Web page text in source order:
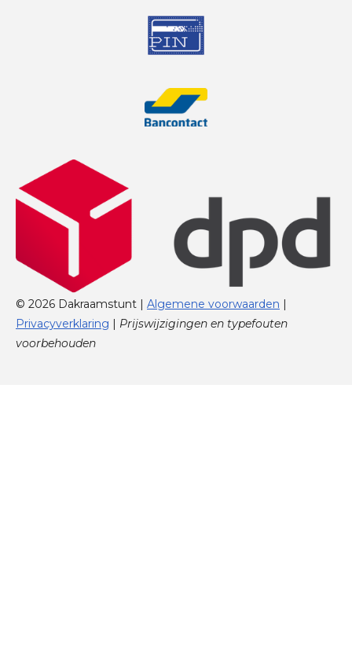
© 2026 Dakraamstunt | Algemene voorwaarden |
Privacyverklaring | Prijswijzigingen en typefouten
voorbehouden